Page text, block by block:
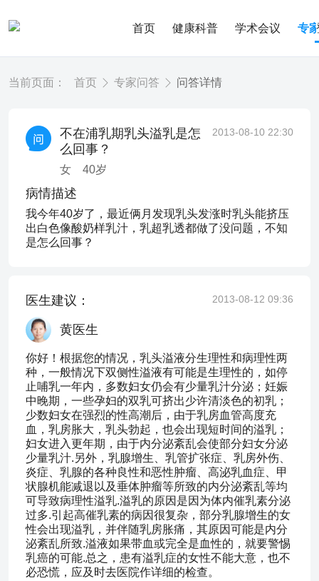
首页 健康科普 学术会议 专
当前页面： 首页 专家问答 问答详情
不在浦乳期乳头溢乳是怎
么回事？
女 40岁
2013-08-10 22:30
病情描述
我今年40岁了，最近俩月发现乳头发涨时乳头能挤压
出白色像酸奶样乳汁，乳超乳透都做了没问题，不知
是怎么回事？
医生建议： 2013-08-12 09:36
黄医生
你好！根据您的情况，乳头溢液分生理性和病理性两
种，一般情况下双侧性溢液有可能是生理性的，如停
止哺乳一年内，多数妇女仍会有少量乳汁分泌；妊娠
中晚期，一些孕妇的双乳可挤出少许清淡色的初乳；
少数妇女在强烈的性高潮后，由于乳房血管高度充
血，乳房胀大，乳头勃起，也会出现短时间的溢乳；
妇女进入更年期，由于内分泌紊乱会使部分妇女分泌
少量乳汁.另外，乳腺增生、乳管扩张症、乳房外伤、
炎症、乳腺的各种良性和恶性肿瘤、高泌乳血症、甲
状腺机能减退以及垂体肿瘤等所致的内分泌紊乱等均
可导致病理性溢乳.溢乳的原因是因为体内催乳素分泌
过多.引起高催乳素的病因很复杂，部分乳腺增生的女
性会出现溢乳，并伴随乳房胀痛，其原因可能是内分
泌紊乱所致.溢液如果带血或完全是血性的，就要警惕
乳癌的可能.总之，患有溢乳症的女性不能大意，也不
必恐慌，应及时去医院作详细的检查。